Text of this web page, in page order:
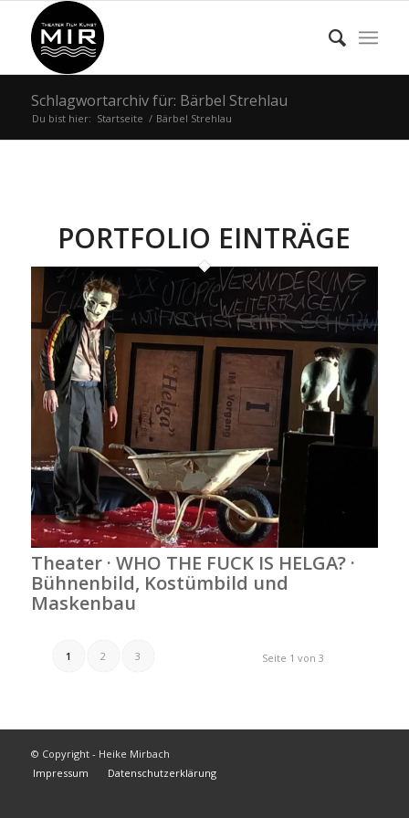
Schlagwortarchiv für: Bärbel Strehlau
Du bist hier: Startseite / Bärbel Strehlau
PORTFOLIO EINTRÄGE
Theater · WHO THE FUCK IS HELGA? ·
Bühnenbild, Kostümbild und
Maskenbau
Seite 1 von 3
1 2 3
© Copyright - Heike Mirbach
Impressum
Datenschutzerklärung